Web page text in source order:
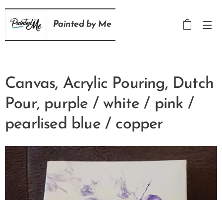
Painted byMe
Canvas, Acrylic Pouring, Dutch
Pour, purple / white / pink /
pearlised blue / copper